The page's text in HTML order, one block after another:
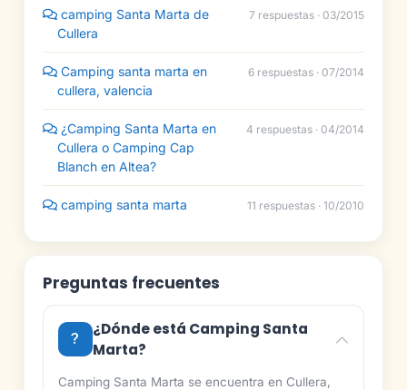
camping Santa Marta de
Cullera
7 respuestas · 03/2015
Camping santa marta en
cullera, valencia
6 respuestas · 07/2014
¿Camping Santa Marta en
Cullera o Camping Cap
Blanch en Altea?
4 respuestas · 04/2014
camping santa marta 11 respuestas · 10/2010
Preguntas frecuentes
¿Dónde está Camping Santa
Marta?
Camping Santa Marta se encuentra en Cullera,